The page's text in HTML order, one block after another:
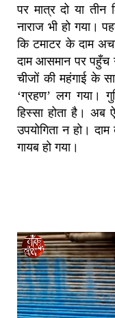
पर मात्र दो या तीन
नाराज भी हो गया।
कि टमाटर के दाम
दाम आसमान पर पहुँच
चीजों की महंगाई के
‘ग्रहण’ लग गया।
हिस्सा होता है। अब
उपयोगिता न हो।
गायब हो गया।